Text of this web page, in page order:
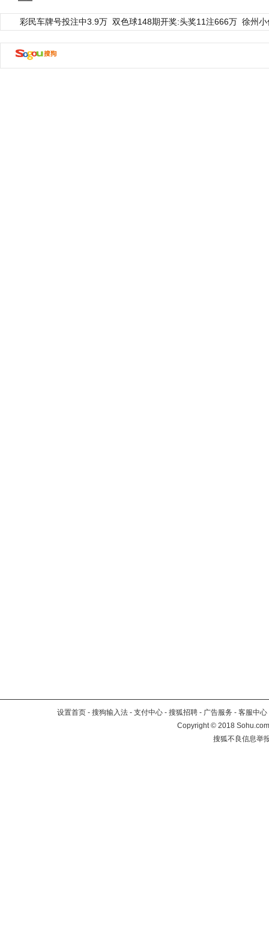
彩民车牌号投注中3.9万 双色球148期开奖:头奖11注666万 徐州
设置首页 - 搜狗输入法 - 支付中心 - 搜狐招聘 - 广告服务 - 客服中心
Copyright©2018
搜狐不良信息举